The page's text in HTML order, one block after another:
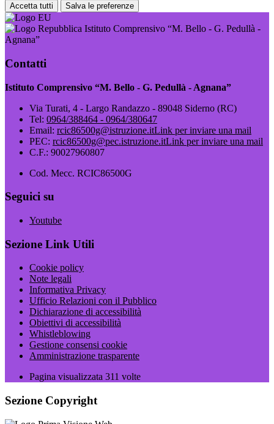
Accetta tutti Salva le preferenze
Istituto Comprensivo “M. Bello - G. Pedullà -
Agnana”
Contatti
Istituto Comprensivo “M. Bello - G. Pedullà - Agnana”
Via Turati, 4 - Largo Randazzo - 89048 Siderno (RC)
Tel: 0964/388464 - 0964/380647
Email: rcic86500g@istruzione.itLink per inviare una mail
PEC: rcic86500g@pec.istruzione.itLink per inviare una mail
C.F.: 90027960807
Cod. Mecc. RCIC86500G
Seguici su
Youtube
Sezione Link Utili
Cookie policy
Note legali
Informativa Privacy
Ufficio Relazioni con il Pubblico
Dichiarazione di accessibilità
Obiettivi di accessibilità
Whistleblowing
Gestione consensi cookie
Amministrazione trasparente
Pagina visualizzata 311 volte
Sezione Copyright